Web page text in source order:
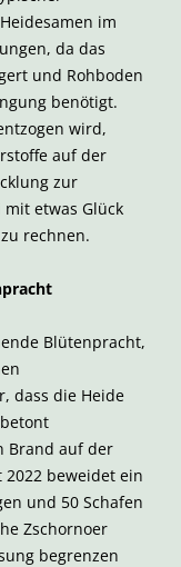
im
da das
und Rohboden
benötigt.
wird,
auf der
zur
mit etwas Glück
rechnen.
Blütenpracht,
dass die Heide
Brand auf der
beweidet ein
und 50 Schafen
Zschornoer
begrenzen